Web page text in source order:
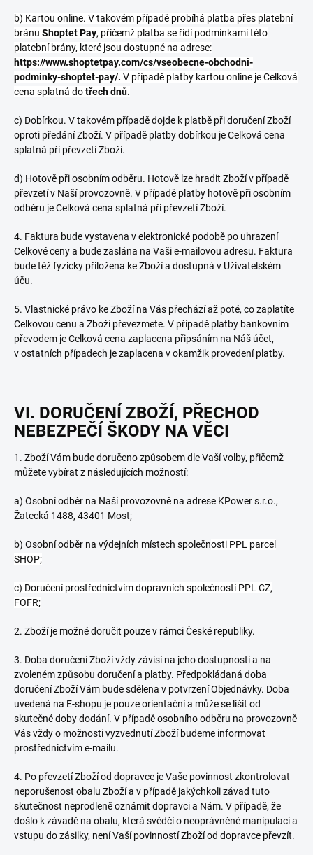
b) Kartou online. V takovém případě probíhá platba přes platební
bránu Shoptet Pay, přičemž platba se řídí podmínkami této
platební brány, které jsou dostupné na adrese:
https://www.shoptetpay.com/cs/vseobecne-obchodni-
podminky-shoptet-pay/. V případě platby kartou online je Celková
cena splatná dotřech dnů.
c) Dobírkou. V takovém případě dojde k platbě při doručení Zboží
oproti předání Zboží. V případě platby dobírkou je Celková cena
splatná při převzetí Zboží.
d) Hotově při osobním odběru. Hotově lze hradit Zboží v případě
převzetí v Naší provozovně. V případě platby hotově při osobním
odběru je Celková cena splatná při převzetí Zboží.
4. Faktura bude vystavena v elektronické podobě po uhrazení
Celkové ceny a bude zaslána na Vaši e-mailovou adresu. Faktura
bude též fyzicky přiložena ke Zboží a dostupná v Uživatelském
úču.
5. Vlastnické právo ke Zboží na Vás přechází až poté, co zaplatíte
Celkovou cenu a Zboží převezmete. V případě platby bankovním
převodem je Celková cena zaplacena připsáním na Náš účet,
v ostatních případech je zaplacena v okamžik provedení platby.
VI. DORUČENÍ ZBOŽÍ, PŘECHOD
NEBEZPEČÍ ŠKODY NA VĚCI
1. Zboží Vám bude doručeno způsobem dle Vaší volby, přičemž
můžete vybírat z následujících možností:
a) Osobní odběr na Naší provozovně na adrese KPower s.r.o.,
Žatecká 1488, 43401 Most;
b) Osobní odběr na výdejních místech společnosti PPL parcel
SHOP;
c) Doručení prostřednictvím dopravních společností PPL CZ,
FOFR;
2. Zboží je možné doručit pouze v rámci České republiky.
3. Doba doručení Zboží vždy závisí na jeho dostupnosti a na
zvoleném způsobu doručení a platby. Předpokládaná doba
doručení Zboží Vám bude sdělena v potvrzení Objednávky. Doba
uvedená na E-shopu je pouze orientační a může se lišit od
skutečné doby dodání. V případě osobního odběru na provozovně
Vás vždy o možnosti vyzvednutí Zboží budeme informovat
prostřednictvím e-mailu.
4. Po převzetí Zboží od dopravce je Vaše povinnost zkontrolovat
neporušenost obalu Zboží a v případě jakýchkoli závad tuto
skutečnost neprodleně oznámit dopravci a Nám. V případě, že
došlo k závadě na obalu, která svědčí o neoprávněné manipulaci a
vstupu do zásilky, není Vaší povinností Zboží od dopravce převzít.